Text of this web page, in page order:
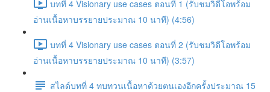
บทที่ 4 Visionary use cases ตอนที่ 1 (รับชมวิดีโอพร้อม
อ่านเนื้อหาบรรยายประมาณ 10 นาที) (4:56)
บทที่ 4 Visionary use cases ตอนที่ 2 (รับชมวิดีโอพร้อม
อ่านเนื้อหาบรรยายประมาณ 10 นาที) (3:57)
สไลด์บทที่ 4 ทบทวนเนื้อหาด้วยตนเองอีกครั้งประมาณ 15